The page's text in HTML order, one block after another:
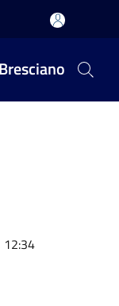
12:34